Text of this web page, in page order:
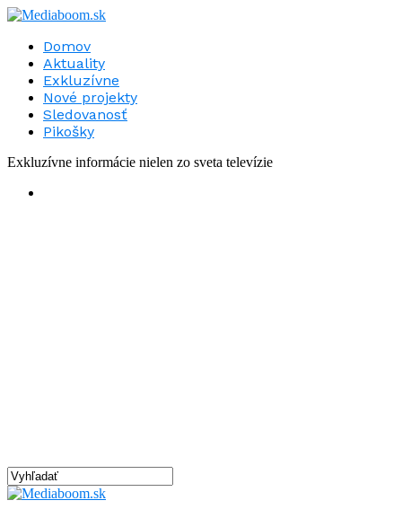
Domov
Aktuality
Exkluzívne
Nové projekty
Sledovanosť
Pikošky
Exkluzívne informácie nielen zo sveta televízie